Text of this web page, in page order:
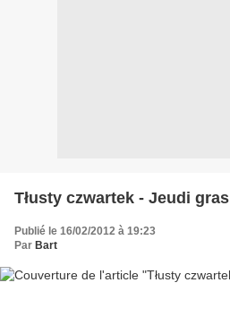
Tłusty czwartek - Jeudi gras
Publié le 16/02/2012 à 19:23
Par Bart